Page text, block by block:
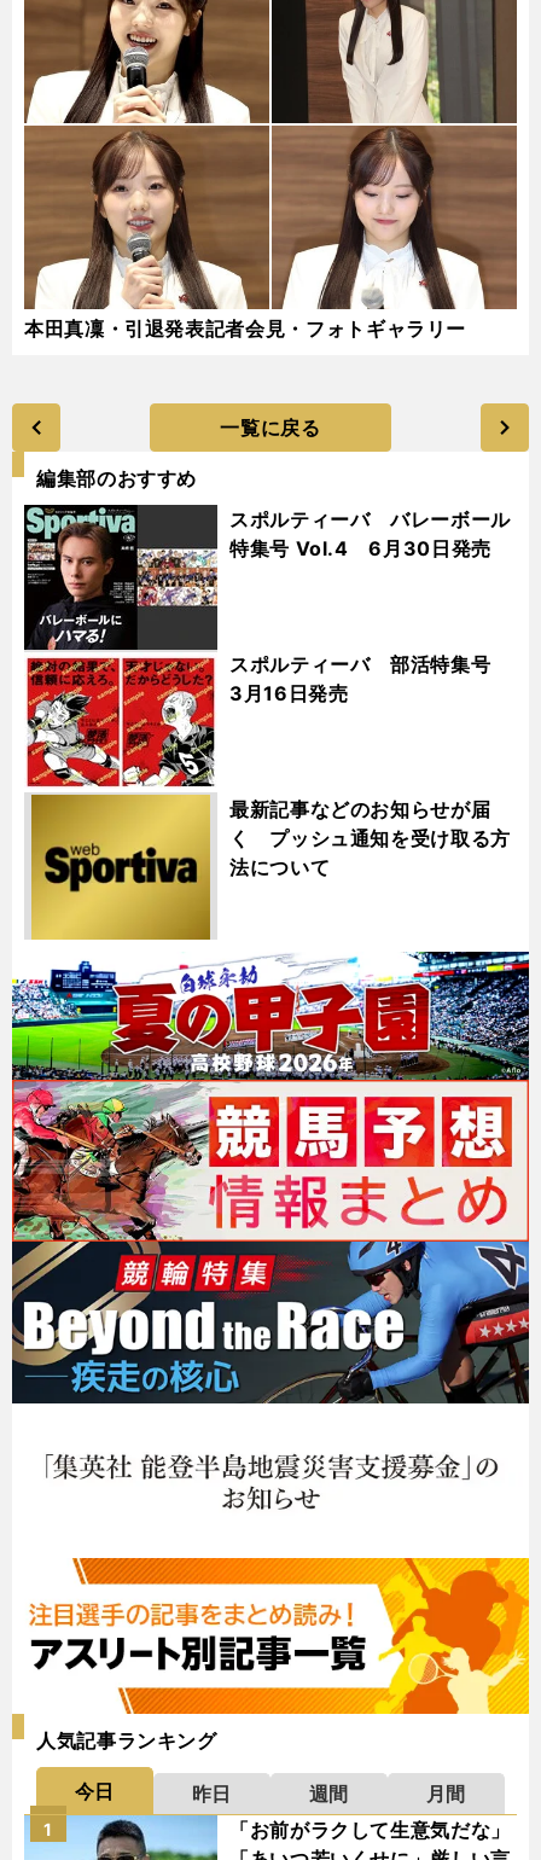
本田真凜・引退発表記者会見・フォトギャラリー
一覧に戻る
編集部のおすすめ
スポルティーバ バレーボール
特集号 Vol.4 6月30日発売
スポルティーバ 部活特集号
3月16日発売
最新記事などのお知らせが届
く プッシュ通知を受け取る方
法について
人気記事ランキング
今日 昨日 週間
月間
「お前がラクして生意気だな」
1